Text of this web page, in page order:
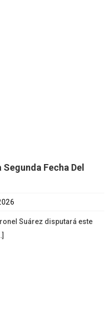
Fecha Del
Suárez disputará este